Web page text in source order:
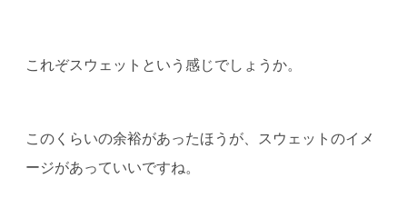
これぞスウェットという感じでしょうか。
このくらいの余裕があったほうが、スウェットのイメ
ージがあっていいですね。